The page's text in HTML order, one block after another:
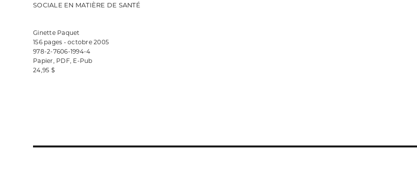
SOCIALE EN MATIÈRE DE SANTÉ
Ginette Paquet
156 pages • octobre 2005
978-2-7606-1994-4
Papier, PDF, E-Pub
24,95 $